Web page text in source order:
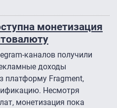
монетизация
каналов получили
доходы
платформу Fragment,
Несмотря
монетизация пока